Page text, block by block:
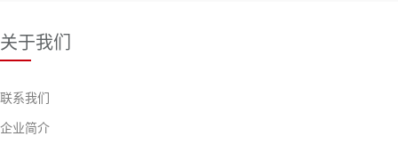
关于我们
联系我们
企业简介